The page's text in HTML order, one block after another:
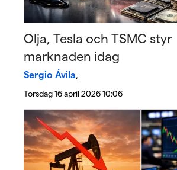
Olja, Tesla och TSMC styr
marknaden idag
Sergio Ávila,
Torsdag 16 april 2026 10:06